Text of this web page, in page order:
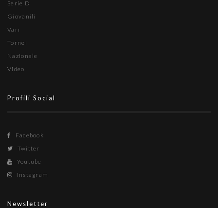
Serie D
Giovanili
Vari
Tornei
Nazionale
Video
Profili Social
Facebook
Twitter
Youtube
Instagram
Newsletter